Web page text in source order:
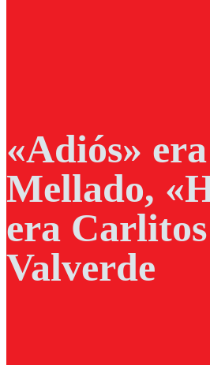
«Adiós»
Mellado,
era Carlitos
Valverde